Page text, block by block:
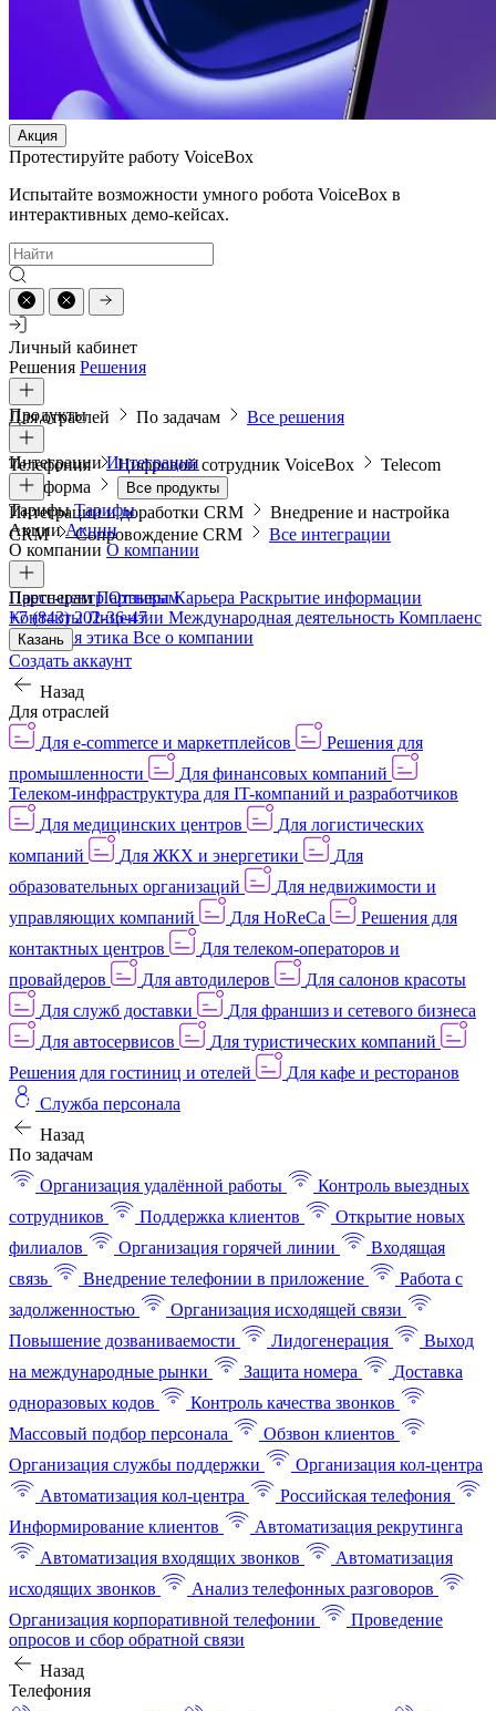
Акция
Протестируйте работу VoiceBox
Испытайте возможности умного робота VoiceBox в
интерактивных демо-кейсах.
Личный кабинет
Решения Решения
Для отраслей По задачам Все решения
Продукты
Телефония Цифровой сотрудник VoiceBox
Telecom
платформа
Все продукты
ИнтеграцииИнтеграции
Интеграции и доработки CRM
Внедрение и настройка
CRM
Сопровождение CRM Все интеграции
ТарифыТарифы
АкцииАкции
О компании О компании
Пресс-центрОтзывыКарьера Раскрытие информации
КонтактыЛицензии Международная деятельность Комплаенс
и деловая этика Все о компании
ПартнерамПартнерам
+7 (843) 202-36-47
Казань
Создать аккаунт
Назад
Для отраслей
Для e-commerce и маркетплейсов
Решения для
промышленности
Для финансовых компаний
Телеком-инфраструктура для IT-компаний и разработчиков
Для медицинских центров
Для логистических
компаний
Для ЖКХ и энергетики
Для
образовательных организаций
Для недвижимости и
управляющих компаний
Для HoReCa
Решения для
контактных центров
Для телеком-операторов и
провайдеров
Для автодилеров
Для салонов красоты
Для служб доставки
Для франшиз и сетевого бизнеса
Для автосервисов
Для туристических компаний
Решения для гостиниц и отелей
Для кафе и ресторанов
Служба персонала
Назад
По задачам
Организация удалённой работы
Контроль выездных
сотрудников
Поддержка клиентов
Открытие новых
филиалов
Организация горячей линии
Входящая
связь
Внедрение телефонии в приложение
Работа с
задолженностью
Организация исходящей связи
Повышение дозваниваемости
Лидогенерация
Выход
на международные рынки
Защита номера
Доставка
одноразовых кодов
Контроль качества звонков
Массовый подбор персонала
Обзвон клиентов
Организация службы поддержки
Организация кол-центра
Автоматизация кол-центра
Российская телефония
Информирование клиентов
Автоматизация рекрутинга
Автоматизация входящих звонков
Автоматизация
исходящих звонков
Анализ телефонных разговоров
Организация корпоративной телефонии
Проведение
опросов и сбор обратной связи
Назад
Телефония